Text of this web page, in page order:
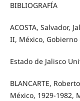
BIBLIOGRAFÍA
ACOSTA, Salvador,
II, México, Gobierno
Estado de Jalisco
BLANCARTE,
México, 1929-1982,